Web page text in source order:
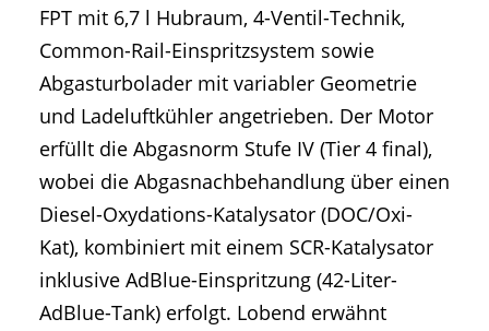
FPT mit 6,7 l Hubraum, 4-Ventil-Technik,
Common-Rail-Einspritzsystem sowie
Abgasturbolader mit variabler Geometrie
und Ladeluftkühler angetrieben. Der Motor
erfüllt die Abgasnorm Stufe IV (Tier 4 final),
wobei die Abgasnachbehandlung über einen
Diesel-Oxydations-Katalysator (DOC/Oxi-
Kat), kombiniert mit einem SCR-Katalysator
inklusive AdBlue-Einspritzung (42-Liter-
AdBlue-Tank) erfolgt. Lobend erwähnt